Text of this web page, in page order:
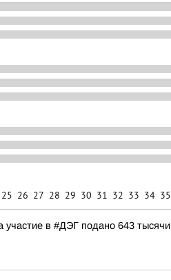
25 26 27 28 29 30 31 32 33 34 35
в #ДЭГ подано 643